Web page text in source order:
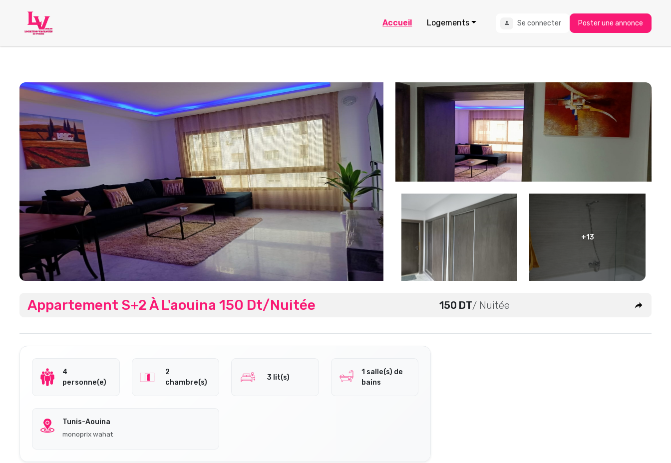
Accueil Logements Se connecter Poster une annonce
+13
Appartement S+2 À L'aouina 150 Dt/Nuitée 150 DT/ Nuitée
4
personne(e)
2
chambre(s)
3 lit(s)
1 salle(s) de
bains
Tunis-Aouina
monoprix wahat